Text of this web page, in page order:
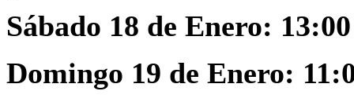
Sábado 18 de Enero:
Domingo 19 de Enero: